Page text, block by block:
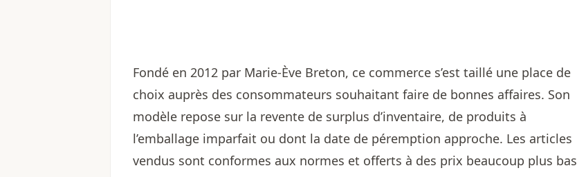
Fondé en 2012 par Marie-Ève Breton, ce commerce s’est taillé une place de
choix auprès des consommateurs souhaitant faire de bonnes affaires. Son
modèle repose sur la revente de surplus d’inventaire, de produits à
l’emballage imparfait ou dont la date de péremption approche. Les articles
vendus sont conformes aux normes et offerts à des prix beaucoup plus bas